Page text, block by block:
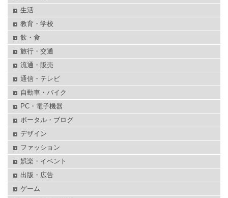
生活
教育・学校
飲・食
旅行・交通
流通・販売
通信・テレビ
自動車・バイク
PC・電子機器
ポータル・ブログ
デザイン
ファッション
娯楽・イベント
出版・広告
ゲーム